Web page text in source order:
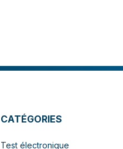
CATÉGORIES
Test électronique